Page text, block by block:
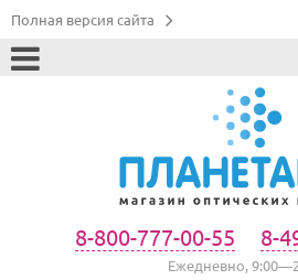
Полная версия сайта
8-800-777-00-55 8-
Ежедневно,